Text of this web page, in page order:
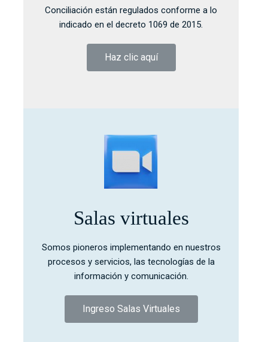
Conciliación están regulados conforme a lo
indicado en el decreto 1069 de 2015.
Haz clic aquí
Salas virtuales
Somos pioneros implementando en nuestros
procesos y servicios, las tecnologías de la
información y comunicación.
Ingreso Salas Virtuales